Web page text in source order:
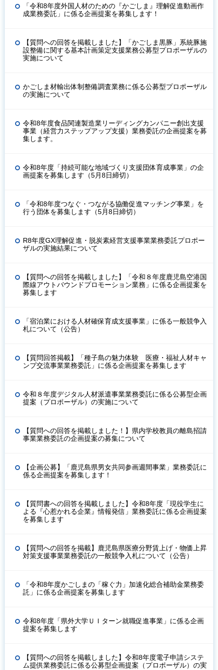
「令和8年度外国人材のための『かごしま』理解促進動画作
成業務委託」に係る企画提案を募集します！
【質問への回答を掲載しました】「かごしま黒豚」系統豚施
設整備に関する基本計画策定支援業務公募型プロポーザルの
実施について
かごしま材輸出体制整備調査業務に係る公募型プロポーザル
の実施について
令和8年度食品関連製造業リーディングカンパニー創出支援
事業（経営力ステップアップ支援）業務委託の企画提案を募
集します。
令和8年度「持続可能な地域づくり支援団体育成事業」の企
画提案を募集します（5月8日締切）
「令和8年度つなぐ・つながる協働促進マッチング事業」を
行う団体を募集します（5月8日締切）
R8年度GX理解促進・脱炭素経営支援事業業務委託プロポー
ザルの実施結果について
【質問への回答を掲載しました】「令和８年度鹿児島空港国
際線アウトバウンドプロモーション業務」に係る企画提案を
募集します
「宿泊業における人材確保育成支援事業」に係る一般競争入
札について（公告）
【質問回答掲載】「種子島の魅力体験 医療・福祉人材キャ
ンプ交流事業業務委託」に係る企画提案を募集します
令和８年度デジタル人材派遣事業業務委託に係る公募型企画
提案（プロポーザル）の実施について
【質問への回答を掲載しました！】県内学校教員の離島招請
事業業務委託の企画提案の募集について
【企画公募】「鹿児島県男女共同参画週間事業」業務委託に
係る企画提案を募集します！
【質問書への回答を掲載しました】令和8年度「現役学生に
よる『心惹かれる企業』情報発信」業務委託に係る企画提案
を募集します
【質問への回答を掲載】鹿児島県医療分野賃上げ・物価上昇
対策支援事業業務委託の一般競争入札について（公告）
「令和8年度かごしまの「稼ぐ力」加速化総合補助金業務委
託」に係る企画提案を募集します
令和8年度「県外大学ＵＩターン就職促進事業」に係る企画
提案を募集します
【質問への回答を掲載しました】令和8年度電子申請システ
ム提供業務委託に係る公募型企画提案（プロポーザル）の実